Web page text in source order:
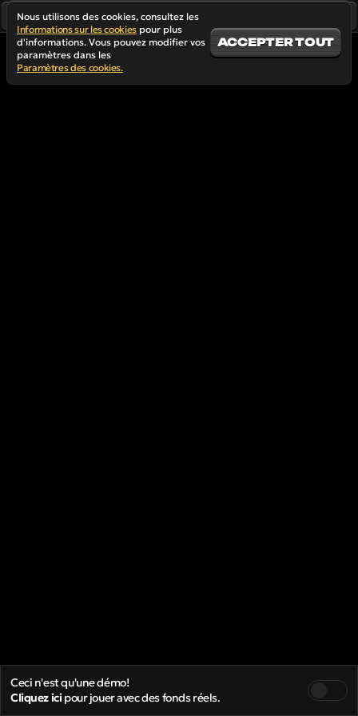
Ceci n'est qu'une démo!
Cliquez icipour jouer avec des fonds réels.
Nous utilisons des cookies, consultez les
Informations sur les cookiespour plus
d'informations. Vous pouvez modifier vos
paramètres dans les
Paramètres des cookies.
ACCEPTER TOUT